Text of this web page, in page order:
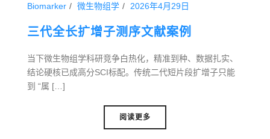
Biomarker 微生物组学 2026年4月29日
三代全长扩增子测序文献案例
当下微生物组学科研竞争白热化，精准到种、数据扎实、
结论硬核已成高分SCI标配。传统二代短片段扩增子只能
到 “属 […]
阅读更多